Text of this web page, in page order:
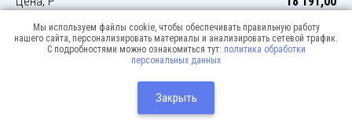
Мы используем файлы cookie, чтобы обеспечивать правильную работу
нашего сайта, персонализировать материалы и анализировать сетевой трафик.
С подробностями можно ознакомиться тут: политика обработки
персональных данных
Закрыть